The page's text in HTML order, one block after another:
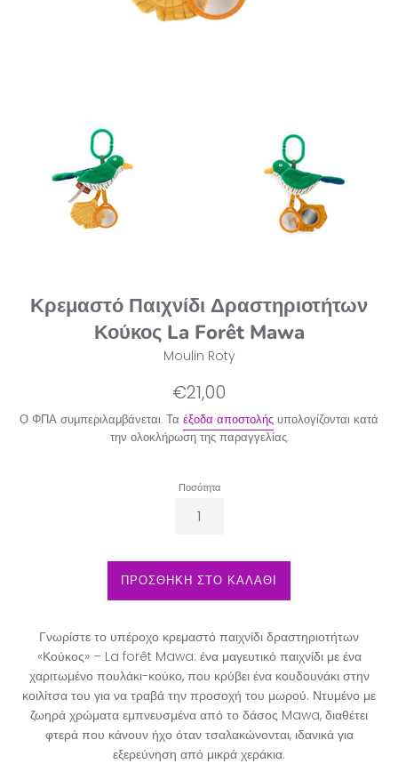
Κρεμαστό Παιχνίδι Δραστηριοτήτων
Κούκος La Forêt Mawa
Moulin Roty
Κανονική
€21,00
Ο ΦΠΑ συμπεριλαμβάνεται. Τα έξοδα αποστολής υπολογίζονται κατά
την ολοκλήρωση της παραγγελίας.
Ποσότητα
ΠΡΟΣΘΗΚΗ ΣΤΟ ΚΑΛΑΘΙ
Γνωρίστε το υπέροχο κρεμαστό παιχνίδι δραστηριοτήτων
«Κούκος» – La forêt Mawa: ένα μαγευτικό παιχνίδι με ένα
χαριτωμένο πουλάκι-κούκο, που κρύβει ένα κουδουνάκι στην
κοιλίτσα του για να τραβά την προσοχή του μωρού. Ντυμένο με
ζωηρά χρώματα εμπνευσμένα από το δάσος Mawa, διαθέτει
φτερά που κάνουν ήχο όταν τσαλακώνονται, ιδανικά για
εξερεύνηση από μικρά χεράκια.